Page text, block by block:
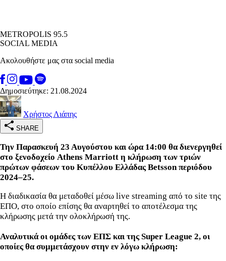
METROPOLIS 95.5
SOCIAL MEDIA
Ακολουθήστε μας στα social media
Δημοσιεύτηκε: 21.08.2024
Χρήστος Λιάπης
SHARE
Την Παρασκευή 23 Αυγούστου και ώρα 14:00 θα διενεργηθεί
στο ξενοδοχείο Athens Marriott η κλήρωση των τριών
πρώτων φάσεων του Κυπέλλου Ελλάδας Betsson περιόδου
2024–25.
Η διαδικασία θα μεταδοθεί μέσω live streaming από το site της
ΕΠΟ, στο οποίο επίσης θα αναρτηθεί το αποτέλεσμα της
κλήρωσης μετά την ολοκλήρωσή της.
Αναλυτικά οι ομάδες των ΕΠΣ και της Super League 2, οι
οποίες θα συμμετάσχουν στην εν λόγω κλήρωση: